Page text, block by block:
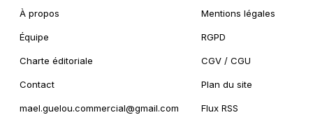
À propos
Équipe
Charte éditoriale
Contact
mael.guelou.commercial@gmail.com
Mentions légales
RGPD
CGV / CGU
Plan du site
Flux RSS